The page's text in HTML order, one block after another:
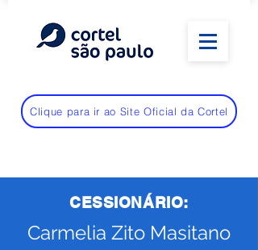
Clique para ir ao Site Oficial da Cortel
CESSIONÁRIO:
Carmelia Zito Masitano